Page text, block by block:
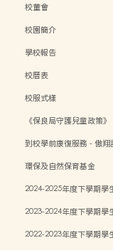
校董會
校園簡介
學校報告
校曆表
校服式樣
《保良局守護兒童政策》
到校學前康復服務 - 傲翔
環保及自然保育基金
2024-2025年度下學期學
2023-2024年度下學期學
2022-2023年度下學期學